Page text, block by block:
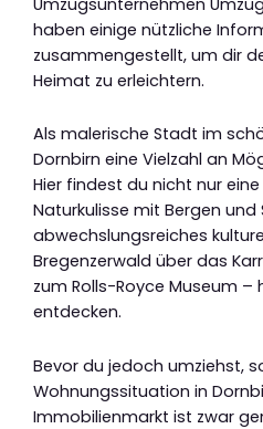
haben einige nützliche
zusammengestellt, um dir
Heimat zu erleichtern.
Als malerische Stadt im
Dornbirn eine Vielzahl an
Hier findest du nicht nur
Naturkulisse mit Bergen und
abwechslungsreiches
Bregenzerwald über das
zum Rolls-Royce Museum –
entdecken.
Bevor du jedoch umziehst,
Wohnungssituation in
Immobilienmarkt ist zwar